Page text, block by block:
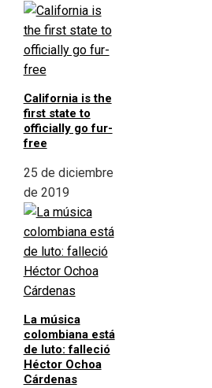
California is the
first state to
officially go fur-
free
25 de diciembre
de 2019
La música
colombiana está
de luto: falleció
Héctor Ochoa
Cárdenas